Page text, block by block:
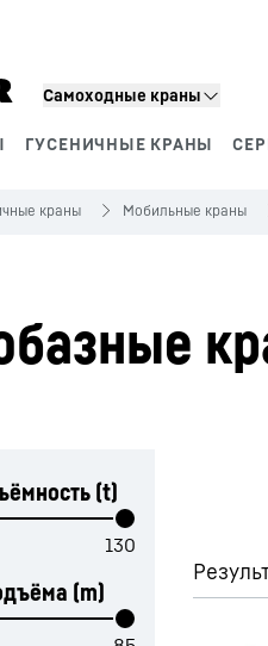
Самоходные краны
ГУСЕНИЧНЫЕ КРАНЫ
краны Мобильные краны
(t)
(m)